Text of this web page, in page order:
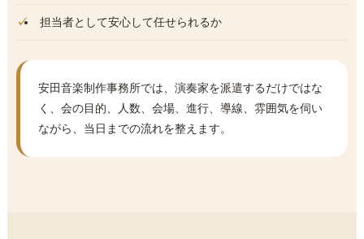
担当者として安心して任せられるか
安田音楽制作事務所では、演奏家を派遣するだけではな
く、会の目的、人数、会場、進行、導線、雰囲気を伺い
ながら、当日までの流れを整えます。